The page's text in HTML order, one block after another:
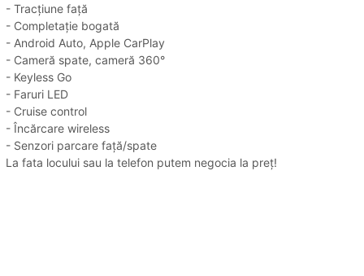
- Tracțiune față
- Completație bogată
- Android Auto, Apple CarPlay
- Cameră spate, cameră 360°
- Keyless Go
- Faruri LED
- Cruise control
- Încărcare wireless
- Senzori parcare față/spate
La fata locului sau la telefon putem negocia la preț!